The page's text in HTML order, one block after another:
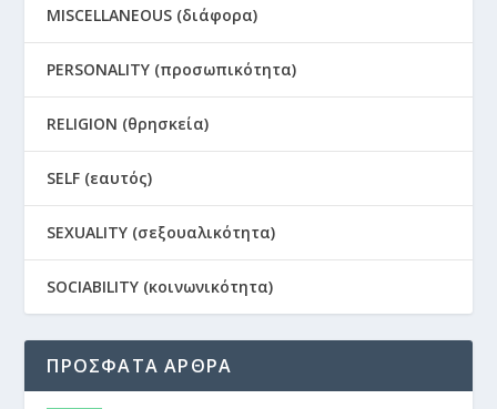
MISCELLANEOUS (διάφορα)
PERSONALITY (προσωπικότητα)
RELIGION (θρησκεία)
SELF (εαυτός)
SEXUALITY (σεξουαλικότητα)
SOCIABILITY (κοινωνικότητα)
ΠΡΟΣΦΑΤΑ ΑΡΘΡΑ